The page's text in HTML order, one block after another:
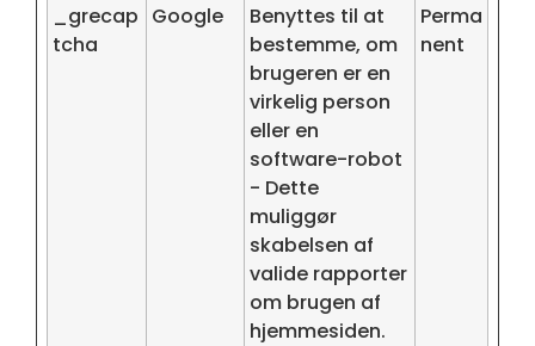
_grecap
tcha
Google
Benyttes til at
bestemme, om
brugeren er en
virkelig person
eller en
software-robot
- Dette
muliggør
skabelsen af
valide rapporter
om brugen af
hjemmesiden.
Perma
nent